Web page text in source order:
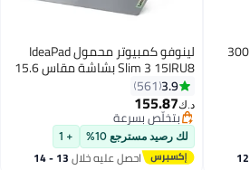
لينوفو ماوس لاسلكي صغير 300
11 - 12
لينوفو كمبيوتر محمول IdeaPad
Slim 3 15IRU8 بشاشة مقاس 15.6
Iris Xe/نظام التشغيل Windows 11
3.9
561
د.ك‏155.87
بتخلّص بسرعة
بتخلّص بسرعة
لك رصيد مسترجع 10% + 1
احصل عليه خلال 13 - 14